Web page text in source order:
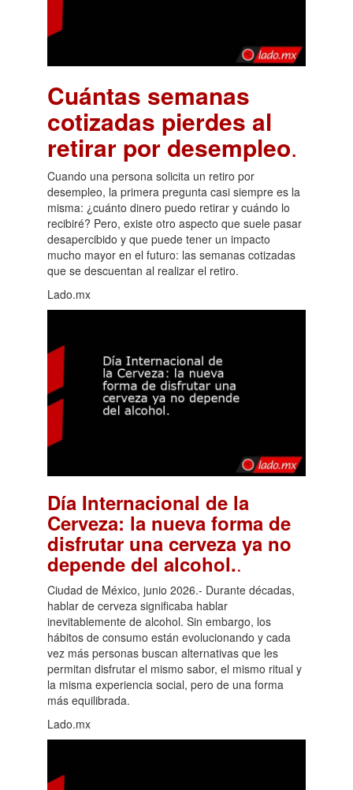
Cuántas semanas
cotizadas pierdes al
retirar por desempleo.
Cuando una persona solicita un retiro por
desempleo, la primera pregunta casi siempre es la
misma: ¿cuánto dinero puedo retirar y cuándo lo
recibiré? Pero, existe otro aspecto que suele pasar
desapercibido y que puede tener un impacto
mucho mayor en el futuro: las semanas cotizadas
que se descuentan al realizar el retiro.
Lado.mx
Día Internacional de la
Cerveza: la nueva forma de
disfrutar una cerveza ya no
depende del alcohol..
Ciudad de México, junio 2026.- Durante décadas,
hablar de cerveza significaba hablar
inevitablemente de alcohol. Sin embargo, los
hábitos de consumo están evolucionando y cada
vez más personas buscan alternativas que les
permitan disfrutar el mismo sabor, el mismo ritual y
la misma experiencia social, pero de una forma
más equilibrada.
Lado.mx